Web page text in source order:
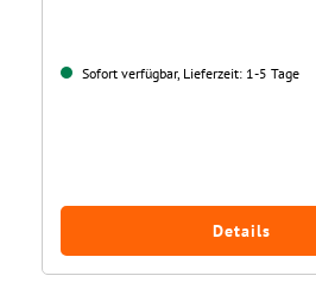
Sofort verfügbar, Lieferzeit: 1-5 Tage
Details